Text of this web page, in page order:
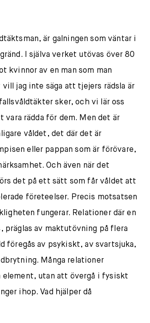
är galningen som väntar i
I själva verket utövas över 80
kvinnor av en man som man
vill jag inte säga att tjejers rädsla är
sker, och vi lär oss
vara rädda för dem. Men det är
våldet, det där det är
eller pappan som är förövare,
Och även när det
det på ett sätt som får våldet att
företeelser. Precis motsatsen
fungerar. Relationer där en
präglas av maktutövning på flera
föregås av psykiskt, av svartsjuka,
Många relationer
element, utan att övergå i fysiskt
ihop. Vad hjälper då